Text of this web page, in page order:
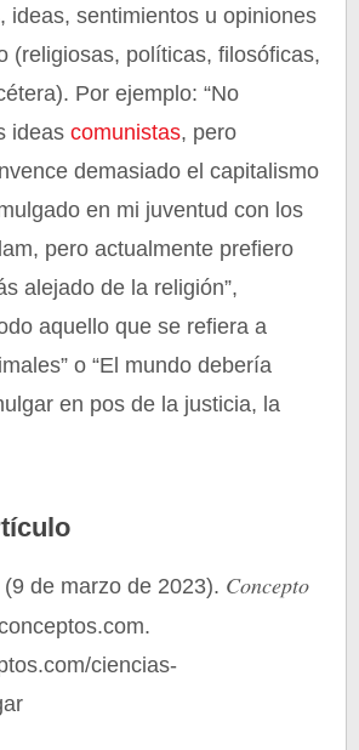
ideas, sentimientos u opiniones
(religiosas, políticas, filosóficas,
Por ejemplo: “No
ideascomunistas, pero
demasiado el capitalismo
en mi juventud con los
pero actualmente prefiero
alejado de la religión”,
aquello que se refiera a
o “El mundo debería
en pos de la justicia, la
de marzo de 2023). Concepto
ciencias-